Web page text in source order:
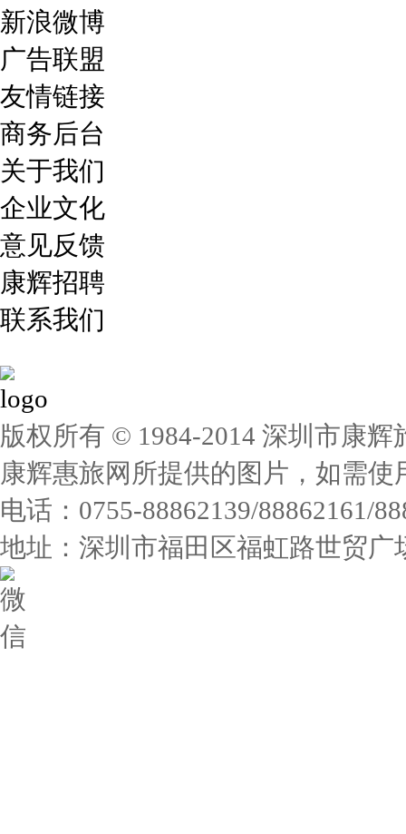
新浪微博
广告联盟
友情链接
商务后台
关于我们
企业文化
意见反馈
康辉招聘
联系我们
版权所有 © 1984-2014 深圳市康
康辉惠旅网所提供的图片，如需
电话：0755-88862139/88862161/
地址：深圳市福田区福虹路世贸